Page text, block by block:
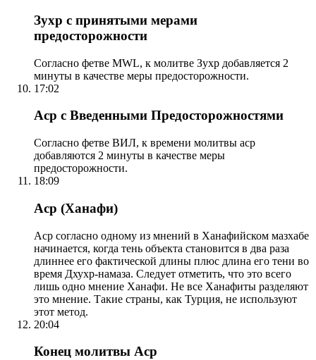
Зухр с принятыми мерами
предосторожности
Согласно фетве MWL, к молитве Зухр добавляется 2
минуты в качестве меры предосторожности.
17:02
Аср с Введенными Предосторожностями
Согласно фетве ВИЛ, к времени молитвы аср
добавляются 2 минуты в качестве меры
предосторожности.
18:09
Аср (Ханафи)
Аср согласно одному из мнений в Ханафийском мазхабе
начинается, когда тень объекта становится в два раза
длиннее его фактической длины плюс длина его тени во
время Дхухр-намаза. Следует отметить, что это всего
лишь одно мнение Ханафи. Не все Ханафиты разделяют
это мнение. Такие страны, как Турция, не используют
этот метод.
20:04
Конец молитвы Аср